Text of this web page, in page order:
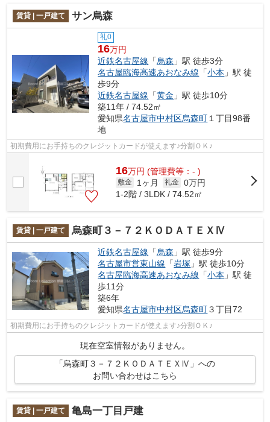
賃貸 | 一戸建て サン烏森
礼0
16万円
近鉄名古屋線 「烏森 」駅 徒歩3分
名古屋臨海高速あおなみ線 「小本 」駅 徒
歩9分
近鉄名古屋線 「黄金 」駅 徒歩10分
築11年 / 74.52㎡
愛知県名古屋市中村区烏森町 １丁目98番
地
初期費用にお手持ちのクレジットカードが使えます♪分割ＯＫ♪
16万円 (管理費等：- )
敷金 1ヶ月 礼金 0万円
1-2階 / 3LDK / 74.52㎡
賃貸 | 一戸建て 烏森町３－７２ＫＯＤＡＴＥＸⅣ
近鉄名古屋線 「烏森 」駅 徒歩9分
名古屋市営東山線 「岩塚 」駅 徒歩10分
名古屋臨海高速あおなみ線 「小本 」駅 徒
歩11分
築6年
愛知県名古屋市中村区烏森町３丁目72
初期費用にお手持ちのクレジットカードが使えます♪分割ＯＫ♪
現在空室情報がありません。
「烏森町３－７２ＫＯＤＡＴＥＸⅣ」への
お問い合わせはこちら
賃貸 | 一戸建て 亀島一丁目戸建